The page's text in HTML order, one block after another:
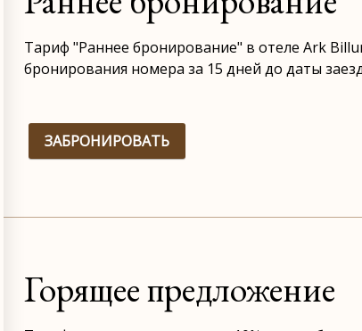
Тариф "Раннее бронирование" в отеле Ark
бронирования номера за 15 дней до даты
ЗАБРОНИРОВАТЬ
Горящее предложение